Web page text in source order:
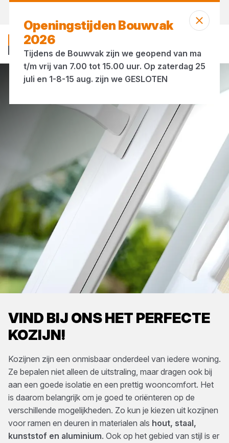
VIND BIJ ONS HET PERFECTE
KOZIJN!
Kozijnen zijn een onmisbaar onderdeel van iedere woning.
Ze bepalen niet alleen de uitstraling, maar dragen ook bij
aan een goede isolatie en een prettig wooncomfort. Het
is daarom belangrijk om je goed te oriënteren op de
verschillende mogelijkheden. Zo kun je kiezen uit kozijnen
voor ramen en deuren in materialen als hout, staal,
kunststof en aluminium. Ook op het gebied van stijl is er
Openingstijden Bouwvak
2026
Tijdens de Bouwvak zijn we geopend van ma
t/m vrij van 7.00 tot 15.00 uur. Op zaterdag 25
juli en 1-8-15 aug. zijn we GESLOTEN